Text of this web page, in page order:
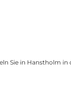
Sie in Hanstholm in